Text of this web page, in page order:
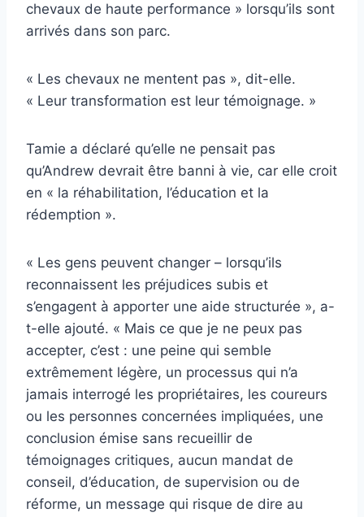
chevaux de haute performance » lorsqu’ils sont
arrivés dans son parc.
« Les chevaux ne mentent pas », dit-elle.
« Leur transformation est leur témoignage. »
Tamie a déclaré qu’elle ne pensait pas
qu’Andrew devrait être banni à vie, car elle croit
en « la réhabilitation, l’éducation et la
rédemption ».
« Les gens peuvent changer – lorsqu’ils
reconnaissent les préjudices subis et
s’engagent à apporter une aide structurée », a-
t-elle ajouté. « Mais ce que je ne peux pas
accepter, c’est : une peine qui semble
extrêmement légère, un processus qui n’a
jamais interrogé les propriétaires, les coureurs
ou les personnes concernées impliquées, une
conclusion émise sans recueillir de
témoignages critiques, aucun mandat de
conseil, d’éducation, de supervision ou de
réforme, un message qui risque de dire au